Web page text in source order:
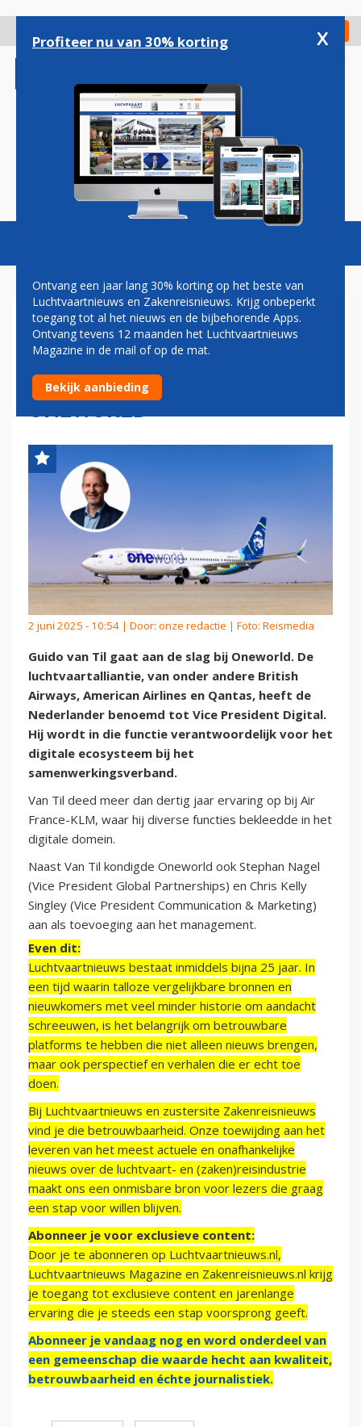
gaan
Check in
Magazine Podcasts Vacatures
NEDERLANDER GUIDO VAN
TIL KRIJGT TOPFUNCTIE BIJ
LUCHTVAARTALLIANTIE
ONEWORLD
2 juni 2025 - 10:54 | Door: onze redactie | Foto: Reismedia
Guido van Til gaat aan de slag bij Oneworld. De
luchtvaartalliantie, van onder andere British
Airways, American Airlines en Qantas, heeft de
Nederlander benoemd tot Vice President Digital.
Hij wordt in die functie verantwoordelijk voor het
digitale ecosysteem bij het
samenwerkingsverband.
Van Til deed meer dan dertig jaar ervaring op bij Air
France-KLM, waar hij diverse functies bekleedde in het
digitale domein.
Naast Van Til kondigde Oneworld ook Stephan Nagel
(Vice President Global Partnerships) en Chris Kelly
Singley (Vice President Communication & Marketing)
aan als toevoeging aan het management.
Even dit:
Luchtvaartnieuws bestaat inmiddels bijna 25 jaar. In
een tijd waarin talloze vergelijkbare bronnen en
nieuwkomers met veel minder historie om aandacht
schreeuwen, is het belangrijk om betrouwbare
platforms te hebben die niet alleen nieuws brengen,
maar ook perspectief en verhalen die er echt toe
doen.
Bij Luchtvaartnieuws en zustersite Zakenreisnieuws
vind je die betrouwbaarheid. Onze toewijding aan het
leveren van het meest actuele en onafhankelijke
nieuws over de luchtvaart- en (zaken)reisindustrie
maakt ons een onmisbare bron voor lezers die graag
een stap voor willen blijven.
Abonneer je voor exclusieve content:
Door je te abonneren op Luchtvaartnieuws.nl,
Luchtvaartnieuws Magazine en Zakenreisnieuws.nl krijg
je toegang tot exclusieve content en jarenlange
ervaring die je steeds een stap voorsprong geeft.
Abonneer je vandaag nog en word onderdeel van
een gemeenschap die waarde hecht aan kwaliteit,
betrouwbaarheid en échte journalistiek.
Profiteer nu van 30% korting x
Ontvang een jaar lang 30% korting op het beste van
Luchtvaartnieuws en Zakenreisnieuws. Krijg onbeperkt
toegang tot al het nieuws en de bijbehorende Apps.
Ontvang tevens 12 maanden het Luchtvaartnieuws
Magazine in de mail of op de mat.
Bekijk aanbieding